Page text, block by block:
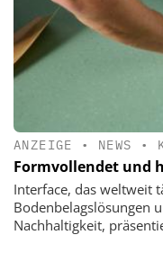
ANZEIGE • NEWS •
Formvollendet und
Interface, das weltweit
Bodenbelagslösungen
Nachhaltigkeit,